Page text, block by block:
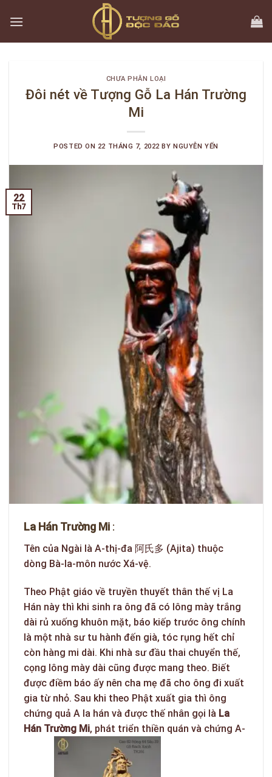
CHƯA PHÂN LOẠI
Đôi nét về Tượng Gỗ La Hán Trường
Mi
POSTED ON 22 THÁNG 7, 2022 BYNGUYỄN YẾN
22
Th7
La Hán Trường Mi :
Tên của Ngài là A-thị-đa 阿氏多 (Ajita) thuộc
dòng Bà-la-môn nước Xá-vệ.
Theo Phật giáo về truyền thuyết thân thế vị La
Hán này thì khi sinh ra ông đã có lông mày trắng
dài rủ xuống khuôn mặt, báo kiếp trước ông chính
là một nhà sư tu hành đến già, tóc rụng hết chỉ
còn hàng mi dài. Khi nhà sư đầu thai chuyển thế,
cọng lông mày dài cũng được mang theo. Biết
được điềm báo ấy nên cha mẹ đã cho ông đi xuất
gia từ nhỏ. Sau khi theo Phật xuất gia thì ông
chứng quả A la hán và được thế nhân gọi là La
Hán Trường Mi, phát triển thiền quán và chứng A-